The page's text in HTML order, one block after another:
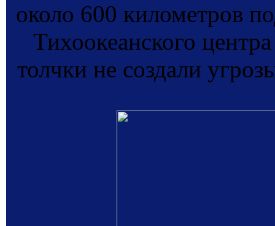
около 600 километров
Тихоокеанского
толчки не создали